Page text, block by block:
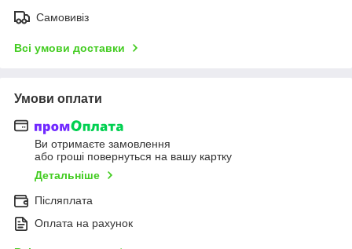
Самовивіз
Всі умови доставки
Умови оплати
Ви отримаєте замовлення
або гроші повернуться на вашу картку
Детальніше
Післяплата
Оплата на рахунок